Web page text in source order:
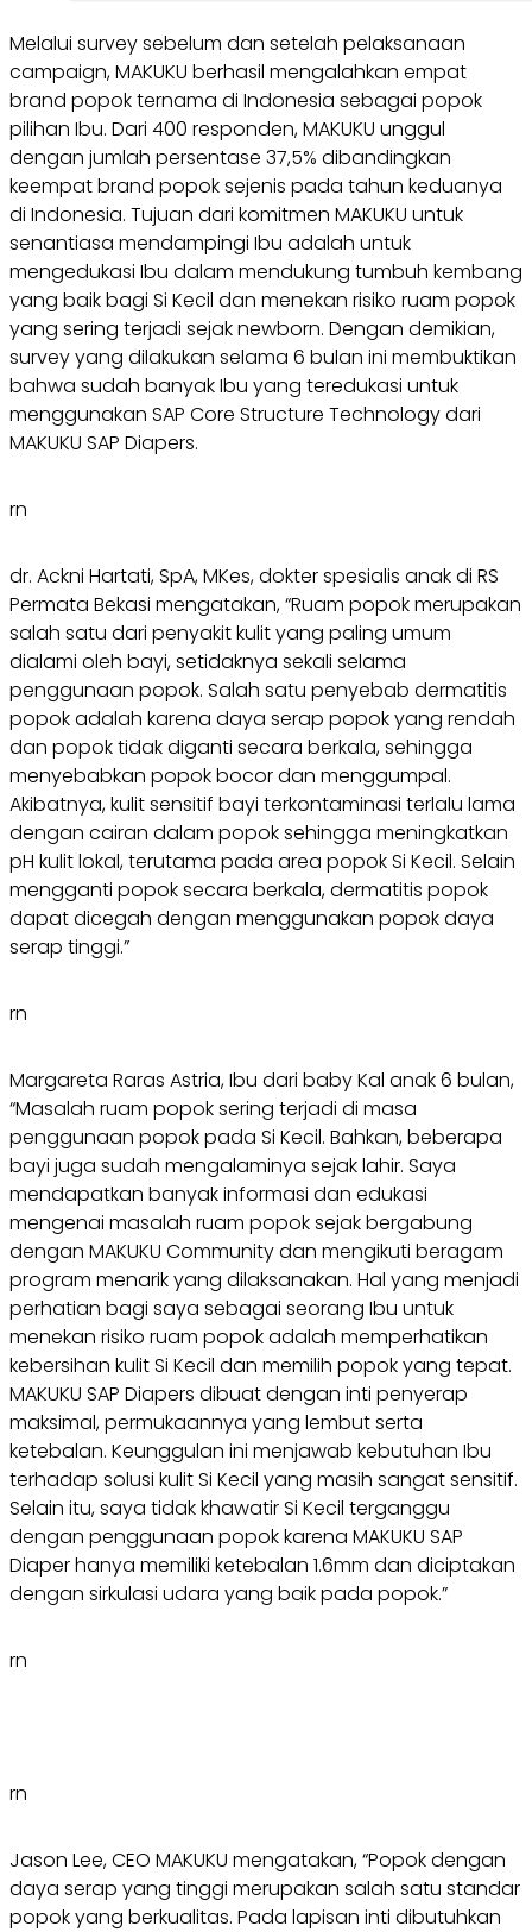
Melalui survey sebelum dan setelah pelaksanaan
campaign, MAKUKU berhasil mengalahkan empat
brand popok ternama di Indonesia sebagai popok
pilihan Ibu. Dari 400 responden, MAKUKU unggul
dengan jumlah persentase 37,5% dibandingkan
keempat brand popok sejenis pada tahun keduanya
di Indonesia. Tujuan dari komitmen MAKUKU untuk
senantiasa mendampingi Ibu adalah untuk
mengedukasi Ibu dalam mendukung tumbuh kembang
yang baik bagi Si Kecil dan menekan risiko ruam popok
yang sering terjadi sejak newborn. Dengan demikian,
survey yang dilakukan selama 6 bulan ini membuktikan
bahwa sudah banyak Ibu yang teredukasi untuk
menggunakan SAP Core Structure Technology dari
MAKUKU SAP Diapers.
rn
dr. Ackni Hartati, SpA, MKes, dokter spesialis anak di RS
Permata Bekasi mengatakan, “Ruam popok merupakan
salah satu dari penyakit kulit yang paling umum
dialami oleh bayi, setidaknya sekali selama
penggunaan popok. Salah satu penyebab dermatitis
popok adalah karena daya serap popok yang rendah
dan popok tidak diganti secara berkala, sehingga
menyebabkan popok bocor dan menggumpal.
Akibatnya, kulit sensitif bayi terkontaminasi terlalu lama
dengan cairan dalam popok sehingga meningkatkan
pH kulit lokal, terutama pada area popok Si Kecil. Selain
mengganti popok secara berkala, dermatitis popok
dapat dicegah dengan menggunakan popok daya
serap tinggi.”
rn
Margareta Raras Astria, Ibu dari baby Kal anak 6 bulan,
“Masalah ruam popok sering terjadi di masa
penggunaan popok pada Si Kecil. Bahkan, beberapa
bayi juga sudah mengalaminya sejak lahir. Saya
mendapatkan banyak informasi dan edukasi
mengenai masalah ruam popok sejak bergabung
dengan MAKUKU Community dan mengikuti beragam
program menarik yang dilaksanakan. Hal yang menjadi
perhatian bagi saya sebagai seorang Ibu untuk
menekan risiko ruam popok adalah memperhatikan
kebersihan kulit Si Kecil dan memilih popok yang tepat.
MAKUKU SAP Diapers dibuat dengan inti penyerap
maksimal, permukaannya yang lembut serta
ketebalan. Keunggulan ini menjawab kebutuhan Ibu
terhadap solusi kulit Si Kecil yang masih sangat sensitif.
Selain itu, saya tidak khawatir Si Kecil terganggu
dengan penggunaan popok karena MAKUKU SAP
Diaper hanya memiliki ketebalan 1.6mm dan diciptakan
dengan sirkulasi udara yang baik pada popok.”
rn
rn
Jason Lee, CEO MAKUKU mengatakan, “Popok dengan
daya serap yang tinggi merupakan salah satu standar
popok yang berkualitas. Pada lapisan inti dibutuhkan